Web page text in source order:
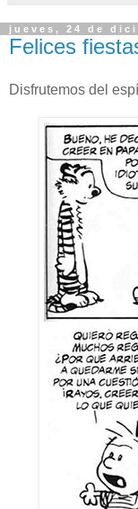
jueves, 24 de
Felices
Disfrutemos del